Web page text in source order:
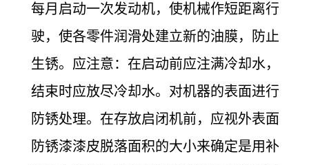
每月启动一次发动机，使机械作短距离行
驶，使各零件润滑处建立新的油膜，防止
生锈。 应注意：在启动前应注满冷却水，
结束时应放尽冷却水。对机器的表面进行
防锈处理。在存放启闭机前，应视外表面
防锈漆漆皮脱落面积的大小来确定是用补